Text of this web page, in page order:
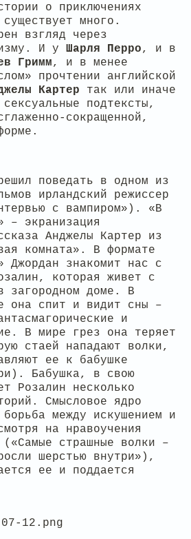
о приключениях
много.
взгляд через
И у Шарля Перро, и в
Гримм, и в менее
прочтении английской
Картер так или иначе
подтексты,
сокращенной,
поведать в одном из
ирландский режиссер
с вампиром»). «В
– экранизация
Анджелы Картер из
комната». В формате
Джордан знакомит нас с
которая живет с
загородном доме. В
она спит и видит сны –
и
В мире грез она теряет
стаей нападают волки,
ее к бабушке
Бабушка, в свою
Розалин несколько
Смысловое ядро
между искушением и
на нравоучения
(«Самые страшные волки –
шерстью внутри»),
ее и поддается